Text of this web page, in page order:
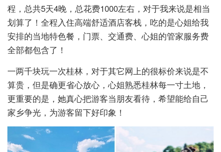
程，总共5天4晚，总花费1000左右，对于我来说是相当
划算了！全程入住高端舒适酒店客栈，吃的是心姐给我
安排的当地特色餐，门票、交通费、心姐的管家服务费
全部都包含了！
一两千块玩一次桂林，对于其它网上的很标价来说是不
算贵，但是确更省心放心，心姐熟悉桂林每一寸土地，
更重要的是，她真心把游客当朋友看待，希望能给自己
家乡争光，为游客留下好印象！